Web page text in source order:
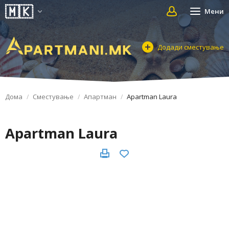
Мени
Додади сместување
Дома Сместување Апартман Apartman Laura
Apartman Laura